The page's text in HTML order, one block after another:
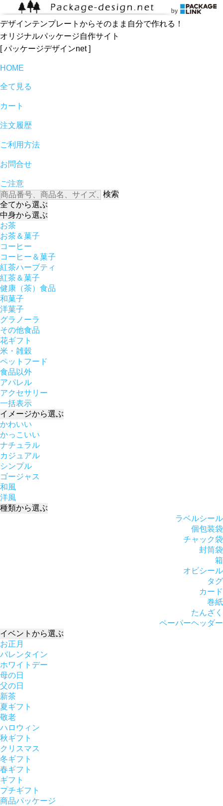
デザインテンプレートからそのまま自分で作れる！
オリジナルパッケージ自作サイト
[ パッケージデザインnet ]
HOME
全て見る
カート
注文履歴
ご利用方法
お問合せ
ご注意
検索
全てから選ぶ
中身から選ぶ
お茶
お茶＆菓子
コーヒー
コーヒー＆菓子
紅茶ハーブティ
紅茶＆菓子
健康（茶）食品
和菓子
洋菓子
グラノーラ
その他食品
花ギフト
米・雑穀
ペットフード
食品以外
アパレル
アクセサリー
一括表示
イメージから選ぶ
かわいい
かっこいい
ナチュラル
カジュアル
シンプル
ゴージャス
和風
洋風
種類から選ぶ
ラベルシール
個包装袋
チャック袋
封筒袋
箱
オビシール
タグ
カード
巻紙
たんざく
ペーパーヘッダー
イベント から選ぶ
お正月
バレンタイン
ホワイトデー
母の日
父の日
新茶
夏ギフト
敬老
ハロウィン
秋ギフト
クリスマス
冬ギフト
春ギフト
ギフト
プチギフト
商品パッケージ